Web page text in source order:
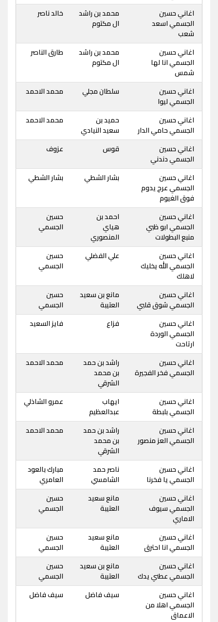
اغاني حسين
الجسمي اسعد
شعب
محمد بن راشد
ال مكتوم
خالد ناصر
اغاني حسين
الجسمي انا لها
شمس
محمد بن راشد
ال مكتوم
طارق الناصر
اغاني حسين
الجسمي ليوا
سلطان مجلي محمد الاحمد
اغاني حسين
الجسمي حامي الدار
حميد بن
سعيد النيادي
محمد الاحمد
اغاني حسين
الجسمي دندني
قوس عزوف
اغاني حسين
الجسمي عرج يدوم
فوق الغيوم
بشار الشطي بشار الشطي
اغاني حسين
الجسمي ابو ظبي
منبع البطولات
احمد بن
هياي
المنصوري
حسين
الجسمي
اغاني حسين
الجسمي الله يخليك
لاهلك
علي الفضلي
حسين
الجسمي
اغاني حسين
الجسمي شوق قلبي
مانع بن سعيد
العتيبة
حسين
الجسمي
اغاني حسين
الجسمي الوردة
ارتاحت
فزاع فايز السعيد
اغاني حسين
الجسمي فخر الفجيرة
راشد بن حمد
بن محمد
الشرقي
محمد الاحمد
اغاني حسين
الجسمي بلبطة
ايهاب
عبدالعظيم
عمرو الشاذلي
اغاني حسين
الجسمي العز منصور
راشد بن حمد
بن محمد
الشرقي
محمد الاحمد
اغاني حسين
الجسمي يا فخرنا
ناصر حمد
الشامسي
مبارك بالعود
العامري
اغاني حسين
الجسمي سيوف
الاماري
مانع سعيد
العتيبة
حسين
الجسمي
اغاني حسين
الجسمي انا احترق
مانع سعيد
العتيبة
حسين
الجسمي
اغاني حسين
الجسمي عطني يدك
مانع بن سعيد
العتيبة
حسين
الجسمي
اغاني حسين
الجسمي اهلا من
الاعماق
سيف فاضل سيف فاضل